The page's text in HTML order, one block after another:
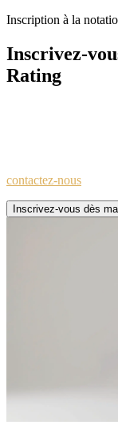
Inscription à la
Inscrivez-
Rating
contactez-nous
Inscrivez-vous dès